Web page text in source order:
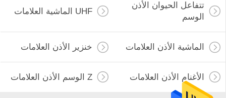
تتفاعل الحيوان الأذن
الوسم
UHF الماشية العلامات
الماشية الأذن العلامات خنزير الأذن العلامات
الأغنام الأذن العلامات Z الوسم الأذن العلامات